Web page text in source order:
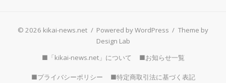
© 2026 kikai-news.net / Powered by WordPress / Theme by
Design Lab
■「kikai-news.net」について
■お知らせ一覧
■プライバシーポリシー ■特定商取引法に基づく表記